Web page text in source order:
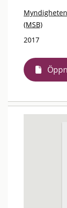
(MSB)
2017